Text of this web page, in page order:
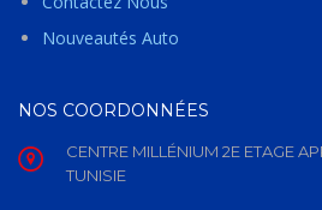
Nouveautés Auto
NOS COORDONNÉES
CENTRE MILLÉNIUM 2E ETAGE
TUNISIE